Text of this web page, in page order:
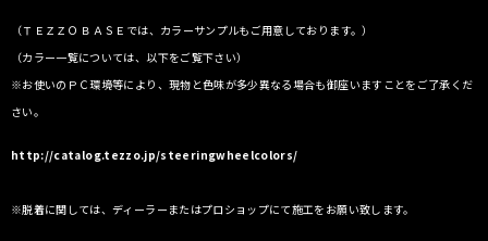
（ＴＥＺＺＯ ＢＡＳＥでは、カラーサンプルもご用意しております。）
（カラー一覧については、以下をご覧下さい）
※お使いのＰＣ環境等により、現物と色味が多少異なる場合も御座いますことをご了承くだ
さい。
http://catalog.tezzo.jp/steeringwheelcolors/
※脱着に関しては、ディーラーまたはプロショップにて施工をお願い致します。